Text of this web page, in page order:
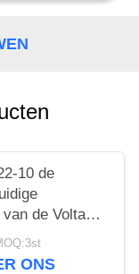
10 de
de Voltage
10KV-Klem
ONS